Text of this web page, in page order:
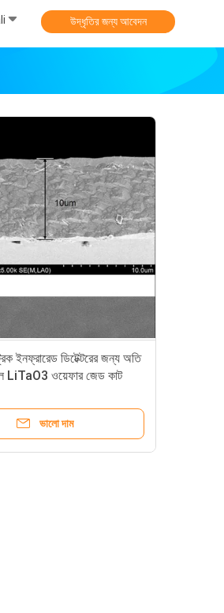
উদ্ধৃতির জন্য আবেদন
ইনফ্রারেড ডিটেক্টরের জন্য অতি
LiTaO3 ওয়েফার জেড কাট
ভালো দাম